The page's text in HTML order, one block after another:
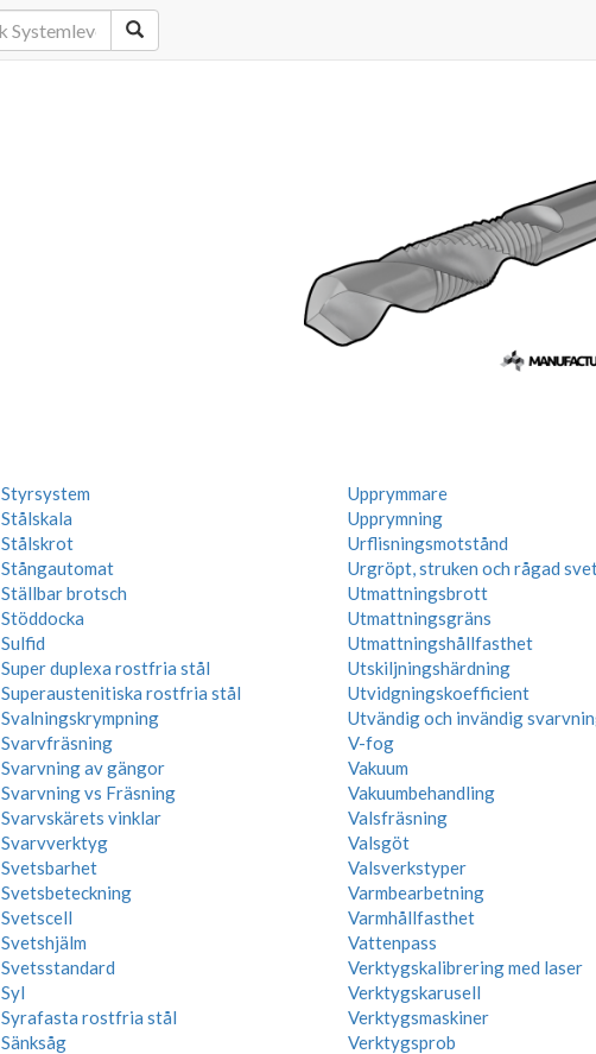
Styrsystem
Stålskala
Stålskrot
Stångautomat
Ställbar brotsch
Stöddocka
Sulfid
Super duplexa rostfria stål
Superaustenitiska rostfria stål
Svalningskrympning
Svarvfräsning
Svarvning av gängor
Svarvning vs Fräsning
Svarvskärets vinklar
Svarvverktyg
Svetsbarhet
Svetsbeteckning
Svetscell
Svetshjälm
Svetsstandard
Syl
Syrafasta rostfria stål
Sänksåg
Upprymmare
Upprymning
Urflisningsmotstånd
Urgröpt, struken och rågad
Utmattningsbrott
Utmattningsgräns
Utmattningshållfasthet
Utskiljningshärdning
Utvidgningskoefficient
Utvändig och invändig
V-fog
Vakuum
Vakuumbehandling
Valsfräsning
Valsgöt
Valsverkstyper
Varmbearbetning
Varmhållfasthet
Vattenpass
Verktygskalibrering med laser
Verktygskarusell
Verktygsmaskiner
Verktygsprob